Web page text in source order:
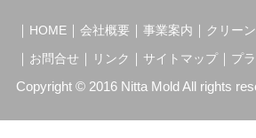
｜ HOME ｜ 会社概要 ｜ 事業案内 ｜ クリー
｜ お問合せ ｜ リンク ｜ サイトマップ｜ プ
Copyright © 2016 Nitta Mold All rights